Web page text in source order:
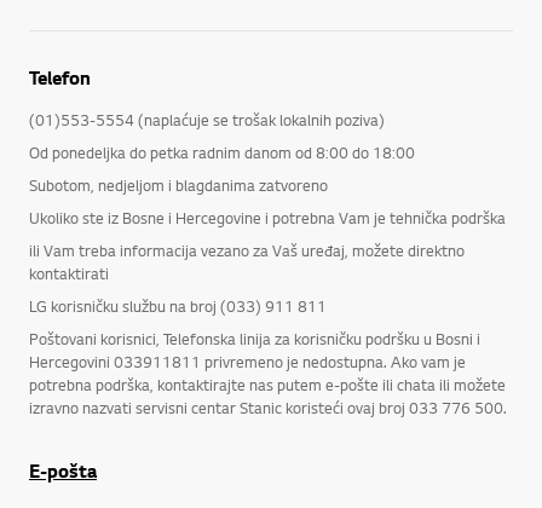
Telefon
(01)553-5554 (naplaćuje se trošak lokalnih poziva)
Od ponedeljka do petka radnim danom od 8:00 do 18:00
Subotom, nedjeljom i blagdanima zatvoreno
Ukoliko ste iz Bosne i Hercegovine i potrebna Vam je tehnička podrška
ili Vam treba informacija vezano za Vaš uređaj, možete direktno
kontaktirati
LG korisničku službu na broj (033) 911 811
Poštovani korisnici, Telefonska linija za korisničku podršku u Bosni i
Hercegovini 033911811 privremeno je nedostupna. Ako vam je
potrebna podrška, kontaktirajte nas putem e-pošte ili chata ili možete
izravno nazvati servisni centar Stanic koristeći ovaj broj 033 776 500.
E-pošta